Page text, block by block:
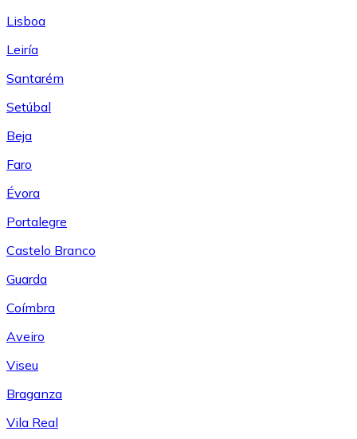
Lisboa
Leiría
Santarém
Setúbal
Beja
Faro
Évora
Portalegre
Castelo Branco
Guarda
Coímbra
Aveiro
Viseu
Braganza
Vila Real